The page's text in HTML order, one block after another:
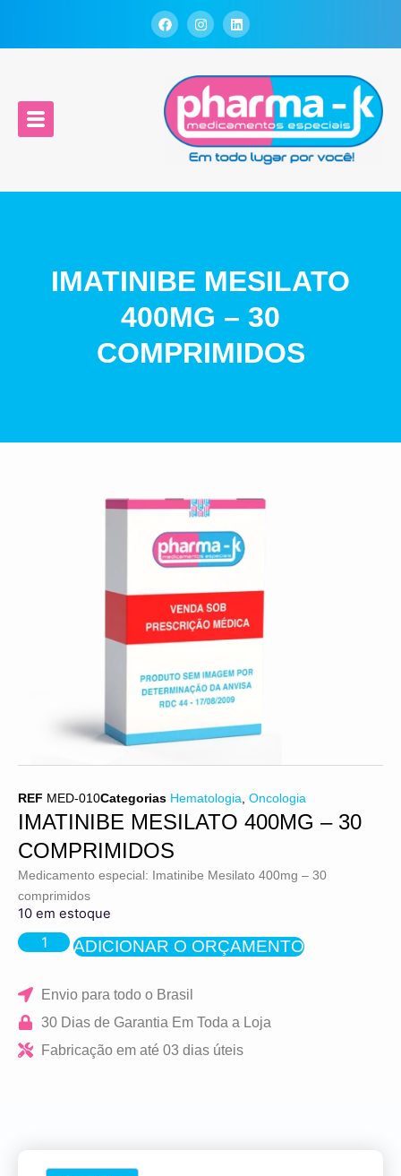
IMATINIBE MESILATO
400MG – 30
COMPRIMIDOS
REF MED-010Categorias Hematologia Oncologia
IMATINIBE MESILATO 400MG – 30
COMPRIMIDOS
Medicamento especial: Imatinibe Mesilato 400mg – 30
comprimidos
10 em estoque
ADICIONAR O ORÇAMENTO
Envio para todo o Brasil
30 Dias de Garantia Em Toda a Loja
Fabricação em até 03 dias úteis